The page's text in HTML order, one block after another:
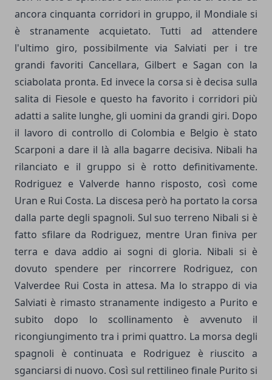
ancora cinquanta corridori in gruppo, il Mondiale si
è stranamente acquietato. Tutti ad attendere
l'ultimo giro, possibilmente via Salviati per i tre
grandi favoriti Cancellara, Gilbert e Sagan con la
sciabolata pronta. Ed invece la corsa si è decisa sulla
salita di Fiesole e questo ha favorito i corridori più
adatti a salite lunghe, gli uomini da grandi giri. Dopo
il lavoro di controllo di Colombia e Belgio è stato
Scarponi a dare il là alla bagarre decisiva. Nibali ha
rilanciato e il gruppo si è rotto definitivamente.
Rodriguez e Valverde hanno risposto, così come
Uran e Rui Costa. La discesa però ha portato la corsa
dalla parte degli spagnoli. Sul suo terreno Nibali si è
fatto sfilare da Rodriguez, mentre Uran finiva per
terra e dava addio ai sogni di gloria. Nibali si è
dovuto spendere per rincorrere Rodriguez, con
Valverdee Rui Costa in attesa. Ma lo strappo di via
Salviati è rimasto stranamente indigesto a Purito e
subito dopo lo scollinamento è avvenuto il
ricongiungimento tra i primi quattro. La morsa degli
spagnoli è continuata e Rodriguez è riuscito a
sganciarsi di nuovo. Così sul rettilineo finale Purito si